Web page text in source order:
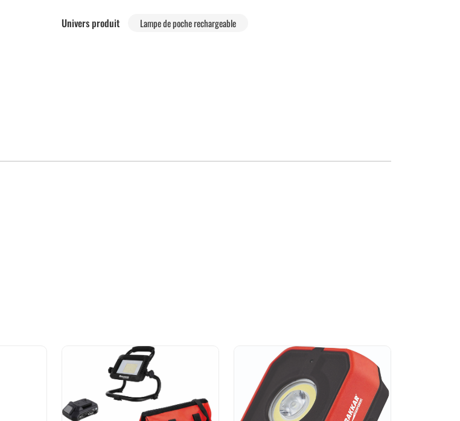
Univers produit Lampe de poche rechargeable